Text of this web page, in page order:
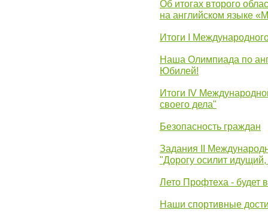
Об итогах второго
на английском языке
Итоги I
Наша Олимпиада по
Юбилей!
Итоги IV
своего дела"
Безопасность граждан
Задания II
"Дорогу осилит
Лето Профтеха - будет
Наши спортивные